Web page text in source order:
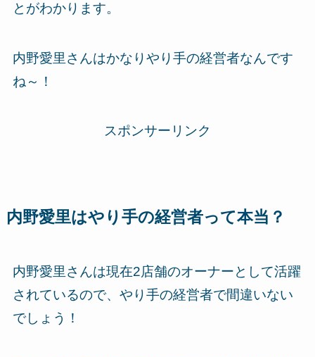
とがわかります。
内野愛里さんはかなりやり手の経営者なんです
ね～！
スポンサーリンク
内野愛里はやり手の経営者って本当？
内野愛里さんは現在2店舗のオーナーとして活躍
されているので、やり手の経営者で間違いない
でしょう！